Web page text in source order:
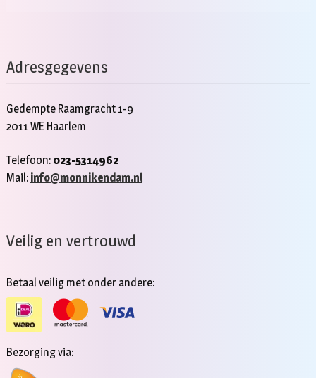
Adresgegevens
Gedempte Raamgracht 1-9
2011 WE Haarlem
Telefoon: 023-5314962
Mail: info@monnikendam.nl
Veilig en vertrouwd
Betaal veilig met onder andere:
Bezorging via: